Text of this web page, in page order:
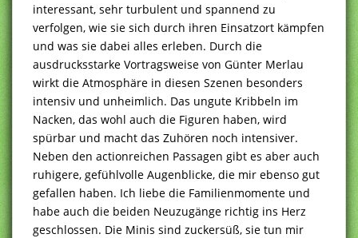
interessant, sehr turbulent und spannend zu
verfolgen, wie sie sich durch ihren Einsatzort kämpfen
und was sie dabei alles erleben. Durch die
ausdrucksstarke Vortragsweise von Günter Merlau
wirkt die Atmosphäre in diesen Szenen besonders
intensiv und unheimlich. Das ungute Kribbeln im
Nacken, das wohl auch die Figuren haben, wird
spürbar und macht das Zuhören noch intensiver.
Neben den actionreichen Passagen gibt es aber auch
ruhigere, gefühlvolle Augenblicke, die mir ebenso gut
gefallen haben. Ich liebe die Familienmomente und
habe auch die beiden Neuzugänge richtig ins Herz
geschlossen. Die Minis sind zuckersüß, sie tun mir